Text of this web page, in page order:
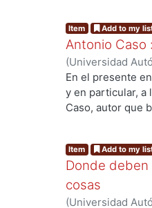
Item Add to my
Antonio Caso
(Universidad
Sociales y
Tomás
En el presente
y en particular, a
Caso, autor que
identidad
Caso produced
history of
allowing
Item Add to my
Donde deben
cosas
(Universidad